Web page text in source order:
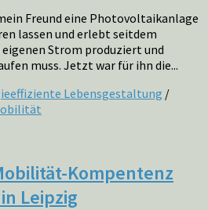
Freund eine Photovoltaikanlage
lassen und erlebt seitdem
Strom produziert und
muss. Jetzt war für ihn die...
Lebensgestaltung /
Kompentenz
Leipzig